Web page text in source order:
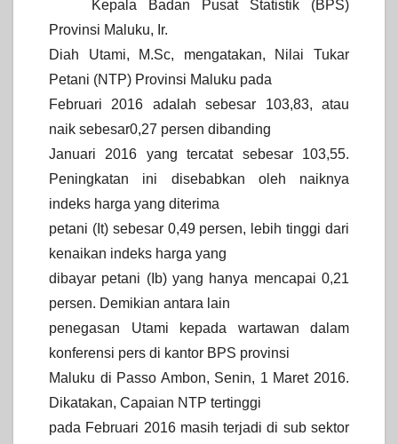
Kepala Badan Pusat Statistik (BPS)
Provinsi Maluku, Ir.
Diah Utami, M.Sc, mengatakan, Nilai Tukar
Petani (NTP) Provinsi Maluku pada
Februari 2016 adalah sebesar 103,83, atau
naik sebesar0,27 persen dibanding
Januari 2016 yang tercatat
sebesar 103,55.
Peningkatan ini disebabkan oleh naiknya
indeks harga yang diterima
petani (It) sebesar 0,49 persen, lebih tinggi dari
kenaikan indeks harga yang
dibayar petani (Ib) yang hanya mencapai 0,21
persen. Demikian antara lain
penegasan Utami kepada wartawan dalam
konferensi pers di kantor BPS provinsi
Maluku di Passo Ambon, Senin, 1 Maret 2016.
Dikatakan, Capaian NTP tertinggi
pada Februari 2016 masih terjadi di sub sektor